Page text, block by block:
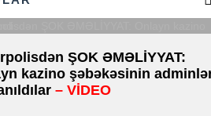
irəli sürdü
prezident kimi ilk dəfə
səfər edib
ŞOK ƏMƏLİYYAT:
kazino şəbəkəsinin
– VİDEO